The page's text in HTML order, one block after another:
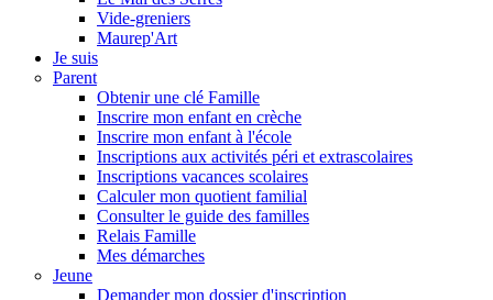
Vide-greniers
Maurep'Art
Je suis
Parent
Obtenir une clé Famille
Inscrire mon enfant en crèche
Inscrire mon enfant à l'école
Inscriptions aux activités péri et extrascolaires
Inscriptions vacances scolaires
Calculer mon quotient familial
Consulter le guide des familles
Relais Famille
Mes démarches
Jeune
Demander mon dossier d'inscription